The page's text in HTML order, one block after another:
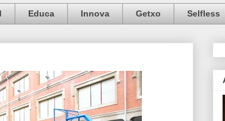
Educa Innova Getxo Selfless